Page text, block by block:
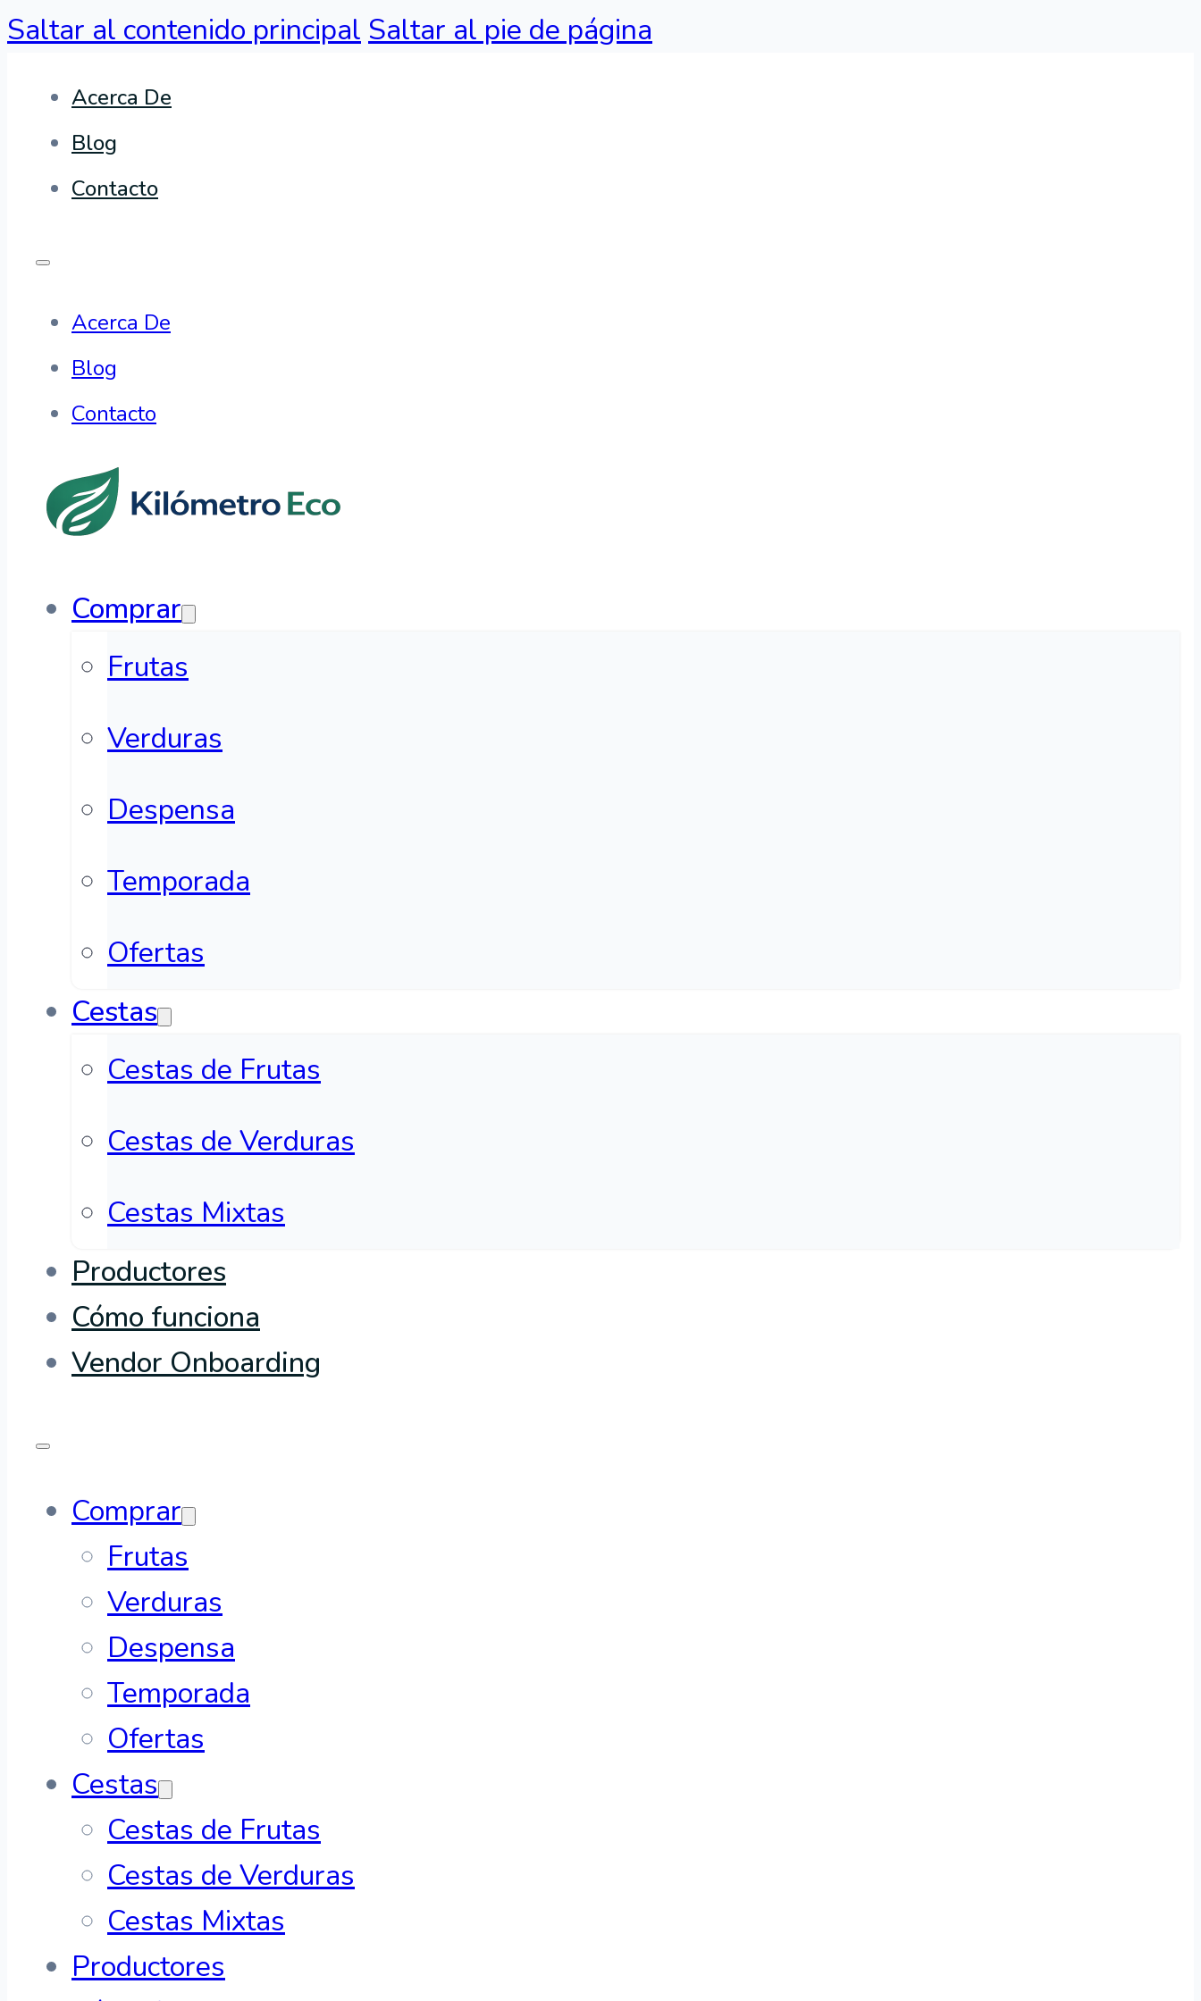
Saltar al contenido principal Saltar al pie de página
Acerca De
Blog
Contacto
Acerca De
Blog
Contacto
Comprar
Frutas
Verduras
Despensa
Temporada
Ofertas
Cestas
Cestas de Frutas
Cestas de Verduras
Cestas Mixtas
Productores
Cómo funciona
Vendor Onboarding
Comprar
Frutas
Verduras
Despensa
Temporada
Ofertas
Cestas
Cestas de Frutas
Cestas de Verduras
Cestas Mixtas
Productores